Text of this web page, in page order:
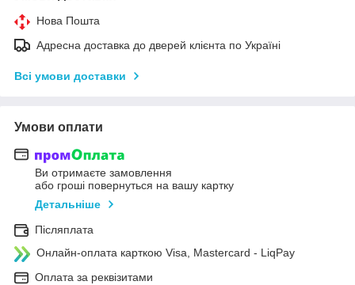
Нова Пошта
Адресна доставка до дверей клієнта по Україні
Всі умови доставки
Умови оплати
Ви отримаєте замовлення
або гроші повернуться на вашу картку
Детальніше
Післяплата
Онлайн-оплата карткою Visa, Mastercard - LiqPay
Оплата за реквізитами